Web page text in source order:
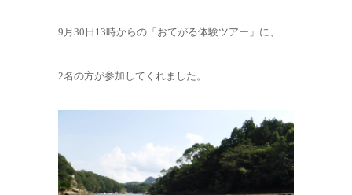
9月30日13時からの「おてがる体験ツアー」に、
2名の方が参加してくれました。